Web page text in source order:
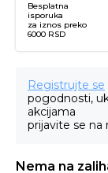
Besplatna
isporuka
za iznos preko
6000 RSD
Registrujte se
pogodnosti,
akcijama
prijavite se na
Nema na